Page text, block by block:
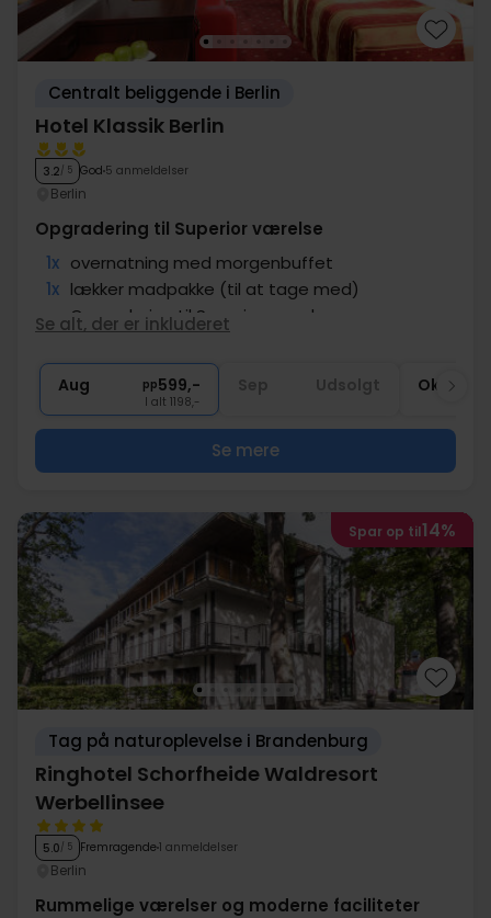
Centralt beliggende i Berlin
Hotel Klassik Berlin
3.2/ 5 God 5 anmeldelser
Berlin
Opgradering til Superior værelse
1x overnatning med morgenbuffet
1x lækker madpakke (til at tage med)
∞
Opgradering til Superior værelse
∞ Sen udtjekning
Se alt, der er inkluderet
Aug pp599,-
I alt 1198,-
Okt
Se mere
Spar op til14%
Tag på naturoplevelse i Brandenburg
Ringhotel Schorfheide Waldresort
Werbellinsee
5.0/ 5 Fremragende1 anmeldelser
Berlin
Rummelige værelser og moderne faciliteter